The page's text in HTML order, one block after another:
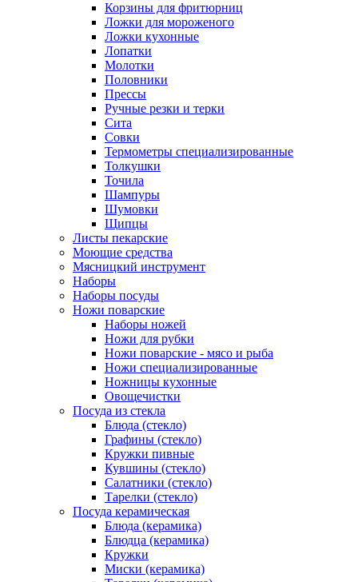
Корзины для фритюрниц
Ложки для мороженого
Ложки кухонные
Лопатки
Молотки
Половники
Прессы
Ручные резки и терки
Сита
Совки
Термометры специализированные
Толкушки
Точила
Шампуры
Шумовки
Щипцы
Листы пекарские
Моющие средства
Мясницкий инструмент
Наборы
Наборы посуды
Ножи поварские
Наборы ножей
Ножи для рубки
Ножи поварские - мясо и рыба
Ножи специализированные
Ножницы кухонные
Овощечистки
Посуда из стекла
Блюда (стекло)
Графины (стекло)
Кружки пивные
Кувшины (стекло)
Салатники (стекло)
Тарелки (стекло)
Посуда керамическая
Блюда (керамика)
Блюдца (керамика)
Кружки
Миски (керамика)